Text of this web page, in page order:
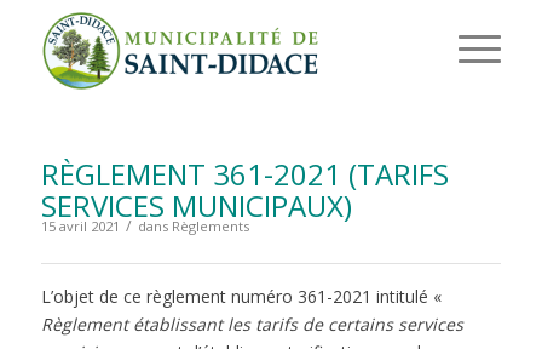
RÈGLEMENT 361-2021 (TARIFS
SERVICES MUNICIPAUX)
15 avril 2021 / dans Règlements
L’objet de ce règlement numéro 361-2021 intitulé «
Règlement établissant les tarifs de certains services